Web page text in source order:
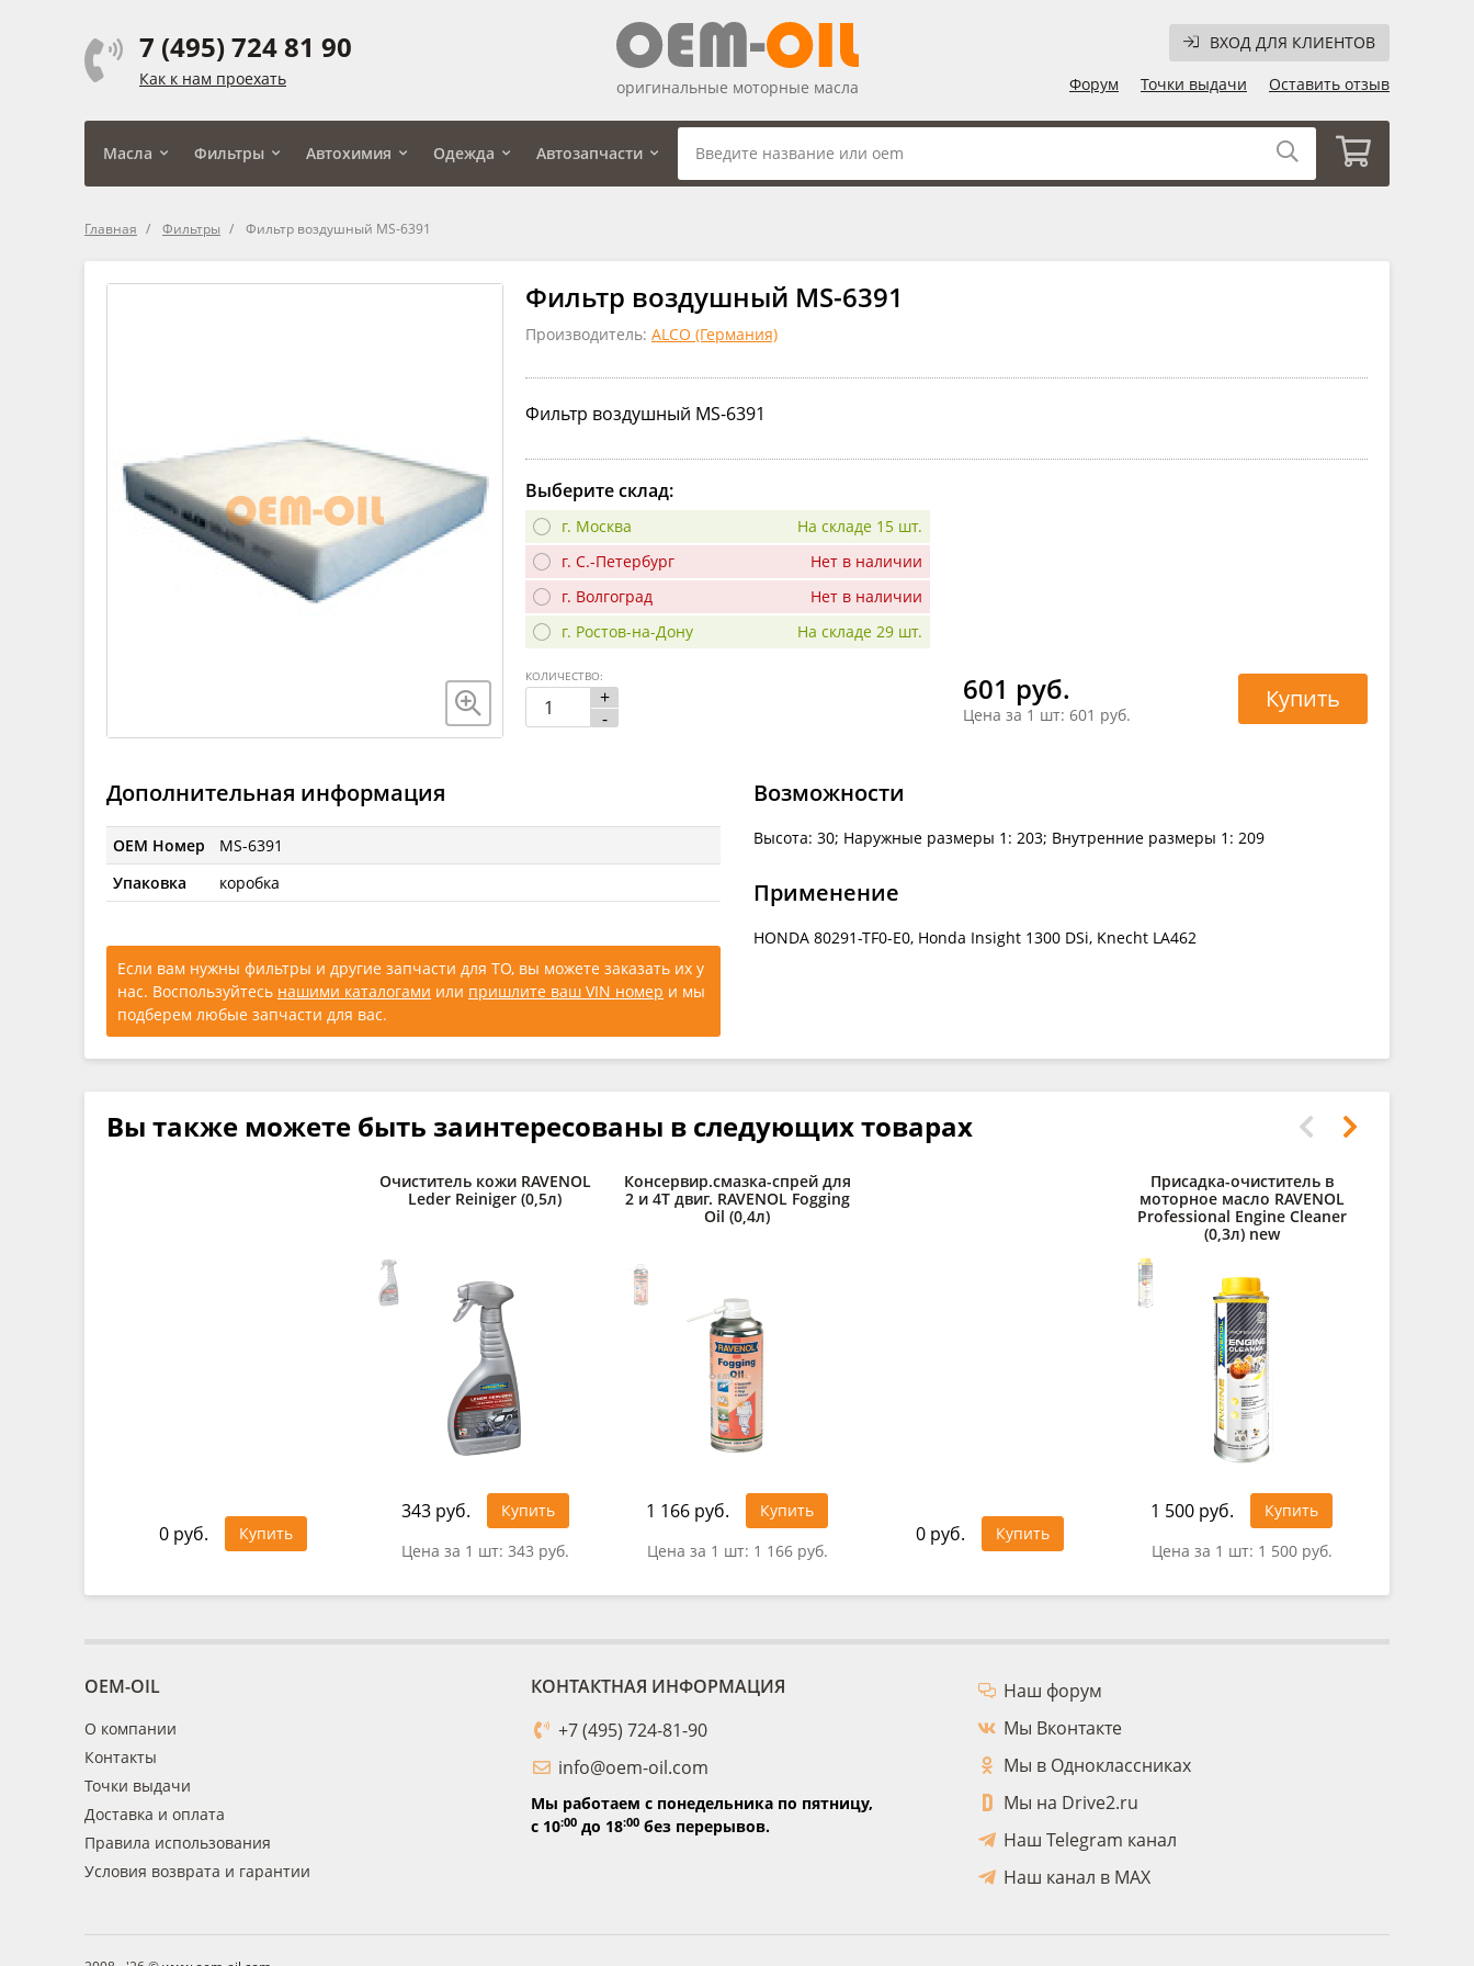
7 (495) 724 81 90
Как к нам проехать
ВХОД ДЛЯ КЛИЕНТОВ
Форум
Точки выдачи Оставить отзыв
оригинальные моторные масла
Масла Фильтры Автохимия Одежда Автозапчасти
Главная Фильтры Фильтр воздушный MS-6391
Фильтр воздушный MS-6391
Производитель: ALCO (Германия)
Фильтр воздушный MS-6391
Выберите склад:
г. Москва
На складе 15 шт.
г. С.-Петербург
Нет в наличии
г. Волгоград
Нет в наличии
г. Ростов-на-Дону
На складе 29 шт.
601 руб.
Цена за 1 шт: 601 руб.
+
-
КОЛИЧЕСТВО:
Купить
Дополнительная информация
OEM Номер
MS-6391
Упаковка
коробка
Если вам нужны фильтры и другие запчасти для ТО, вы можете заказать их у
нас. Воспользуйтесь нашими каталогами или пришлите ваш VIN номер и мы
подберем любые запчасти для вас.
Возможности
Высота: 30; Наружные размеры 1: 203; Внутренние размеры 1: 209
Применение
HONDA 80291-TF0-E0, Honda Insight 1300 DSi, Knecht LA462
Вы также можете быть заинтересованы в следующих товарах
0 руб. Купить
Очиститель кожи RAVENOL
Leder Reiniger (0,5л)
343 руб.
Купить
Цена за 1 шт: 343 руб.
Консервир.смазка-спрей для
2 и 4Т двиг. RAVENOL Fogging
Oil (0,4л)
1 166 руб.
Купить
Цена за 1 шт: 1 166 руб.
0 руб. Купить
Присадка-очиститель в
моторное масло RAVENOL
Professional Engine Cleaner
(0,3л) new
1 500 руб.
Купить
Цена за 1 шт: 1 500 руб.
OEM-OIL
О компании
Контакты
Точки выдачи
Доставка и оплата
Правила использования
Условия возврата и гарантии
КОНТАКТНАЯ ИНФОРМАЦИЯ
+7 (495) 724-81-90
info@oem-oil.com
Мы работаем с понедельника по пятницу,
с 10:00до 18:00без перерывов.
Наш форум
Мы Вконтакте
Мы в Одноклассниках
Мы на Drive2.ru
Наш Telegram канал
Наш канал в MAX